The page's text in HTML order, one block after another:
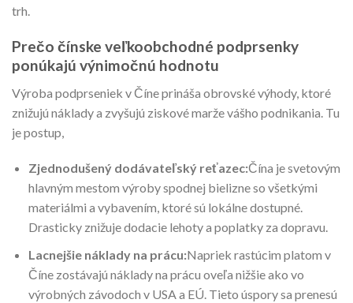
trh.
Prečo čínske veľkoobchodné podprsenky
ponúkajú výnimočnú hodnotu
Výroba podprseniek v Číne prináša obrovské výhody, ktoré
znižujú náklady a zvyšujú ziskové marže vášho podnikania. Tu
je postup,
Zjednodušený dodávateľský reťazec:Čína je svetovým
hlavným mestom výroby spodnej bielizne so všetkými
materiálmi a vybavením, ktoré sú lokálne dostupné.
Drasticky znižuje dodacie lehoty a poplatky za dopravu.
Lacnejšie náklady na prácu:Napriek rastúcim platom v
Číne zostávajú náklady na prácu oveľa nižšie ako vo
výrobných závodoch v USA a EÚ. Tieto úspory sa prenesú